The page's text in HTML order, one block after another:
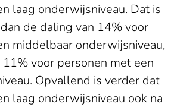
laag onderwijsniveau. Dat is
de daling van 14% voor
middelbaar onderwijsniveau,
voor personen met een
Opvallend is verder dat
laag onderwijsniveau ook na